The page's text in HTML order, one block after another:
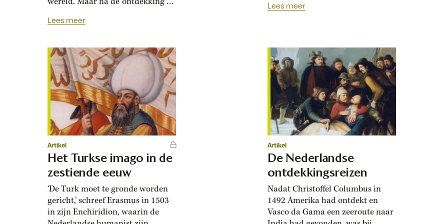
ontstond een uitwisseling van
de continenten. Het veranderde
de wereld totaal. Wat hebben een
boterham met pindakaas, een
Argentijnse runderbiefstuk en de
Ierse hongersnood van 1845-1849
met elkaar…
Lees meer
echter zeker niet onbetwist,
persoon te beïnvloeden. Huilende
vrouwen, vloekende mannen die
rondrenden met ontblote
zwaarden – in Delft brak op 10
juli 1584…
Lees meer
Artikel
Het Turkse imago in de
zestiende eeuw
‘De Turk moet te gronde worden
gericht,’ schreef Erasmus in 1503
in zijn Enchiridion, waarin de
Artikel
De Nederlandse
ontdekkingsreizen
Nadat Christoffel Columbus in
1492 Amerika had ontdekt en
Vasco da Gama een zeeroute naar